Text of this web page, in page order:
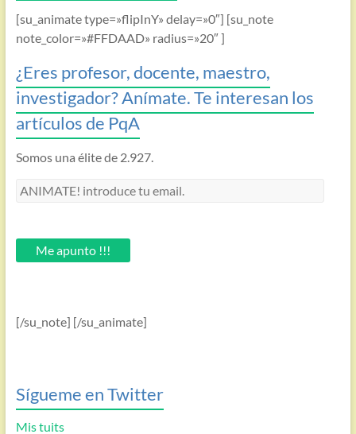
[su_animate type=»flipInY» delay=»0″] [su_note
note_color=»#FFDAAD» radius=»20″ ]
¿Eres profesor, docente, maestro,
investigador? Anímate. Te interesan los
artículos de PqA
Somos una élite de 2.927.
ANIMATE!
email.Me apunto !!!
[/su_note] [/su_animate]
Sígueme en Twitter
Mis tuits